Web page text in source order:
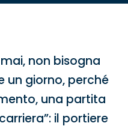
non bisogna
un giorno, perché
una partita
il portiere